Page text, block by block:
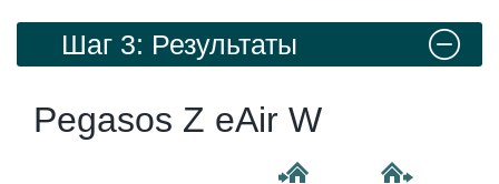
Шаг 3: Результаты
Pegasos Z eAir W